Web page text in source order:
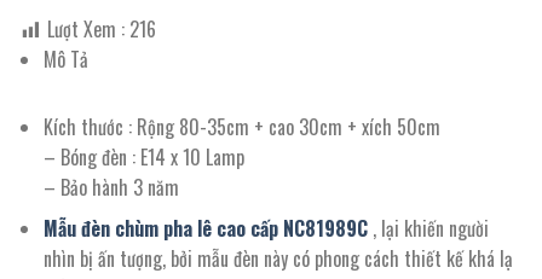
Lượt Xem : 216
Mô Tả
Kích thước : Rộng 80-35cm + cao 30cm + xích 50cm
– Bóng đèn : E14 x 10 Lamp
– Bảo hành 3 năm
Mẫu đèn chùm pha lê cao cấp NC81989C , lại khiến người
nhìn bị ấn tượng, bởi mẫu đèn này có phong cách thiết kế khá lạ